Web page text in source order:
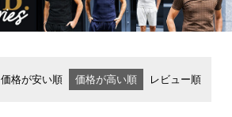
価格が安い順 価格が高い順 レビュー順